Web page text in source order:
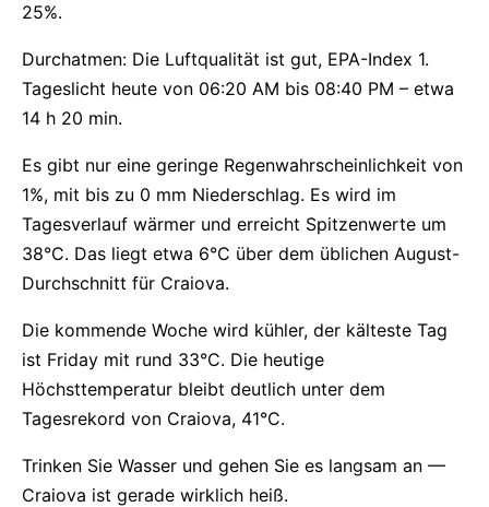
25%.
Durchatmen: Die Luftqualität ist gut, EPA-Index 1.
Tageslicht heute von 06:20 AM bis 08:40 PM – etwa
14 h 20 min.
Es gibt nur eine geringe Regenwahrscheinlichkeit von
1%, mit bis zu 0 mm Niederschlag. Es wird im
Tagesverlauf wärmer und erreicht Spitzenwerte um
38°C. Das liegt etwa 6°C über dem üblichen August-
Durchschnitt für Craiova.
Die kommende Woche wird kühler, der kälteste Tag
ist Friday mit rund 33°C. Die heutige
Höchsttemperatur bleibt deutlich unter dem
Tagesrekord von Craiova, 41°C.
Trinken Sie Wasser und gehen Sie es langsam an —
Craiova ist gerade wirklich heiß.